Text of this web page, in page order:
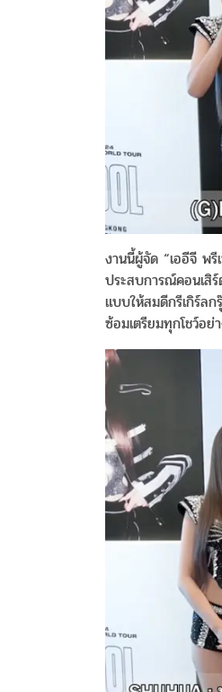
งานนี้ผู้จัด “เออีจี พ
ประสบการณ์คอนเสิ
แบบให้สมดีกรีเกิร์ล
ซ้อมเตรียมทุกโชว์อย่